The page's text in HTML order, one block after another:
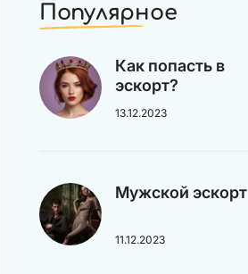
Популярное
Как попасть в
эскорт?
13.12.2023
Мужской эскорт
11.12.2023